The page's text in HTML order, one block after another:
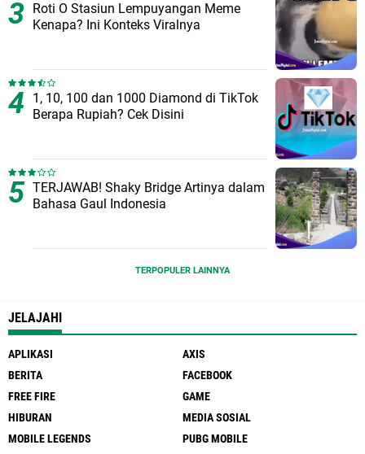
Roti O Stasiun Lempuyangan Meme
Kenapa? Ini Konteks Viralnya
1, 10, 100 dan 1000 Diamond di TikTok
Berapa Rupiah? Cek Disini
TERJAWAB! Shaky Bridge Artinya dalam
Bahasa Gaul Indonesia
TERPOPULER LAINNYA
JELAJAHI
APLIKASI
AXIS
BERITA
FACEBOOK
FREE FIRE
GAME
HIBURAN
MEDIA SOSIAL
MOBILE LEGENDS
PUBG MOBILE